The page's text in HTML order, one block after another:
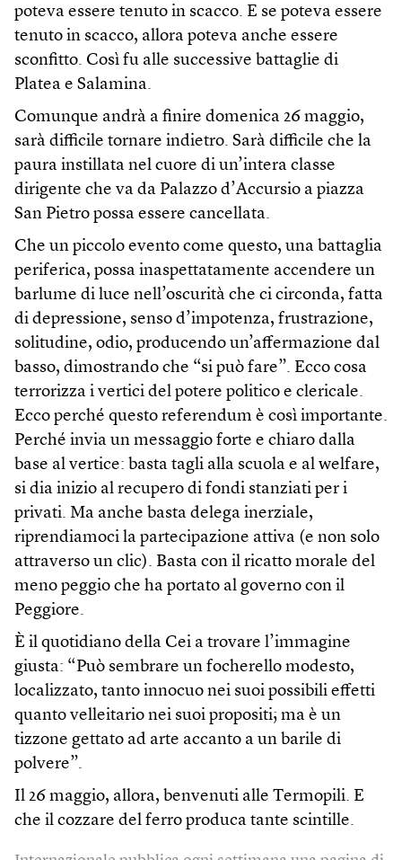
poteva essere tenuto in scacco. E se poteva essere
tenuto in scacco, allora poteva anche essere
sconfitto. Così fu alle successive battaglie di
Platea e Salamina.
Comunque andrà a finire domenica 26 maggio,
sarà difficile tornare indietro. Sarà difficile che la
paura instillata nel cuore di un’intera classe
dirigente che va da Palazzo d’Accursio a piazza
San Pietro possa essere cancellata.
Che un piccolo evento come questo, una battaglia
periferica, possa inaspettatamente accendere un
barlume di luce nell’oscurità che ci circonda, fatta
di depressione, senso d’impotenza, frustrazione,
solitudine, odio, producendo un’affermazione dal
basso, dimostrando che “si può fare”. Ecco cosa
terrorizza i vertici del potere politico e clericale.
Ecco perché questo referendum è così importante.
Perché invia un messaggio forte e chiaro dalla
base al vertice: basta tagli alla scuola e al welfare,
si dia inizio al recupero di fondi stanziati per i
privati. Ma anche basta delega inerziale,
riprendiamoci la partecipazione attiva (e non solo
attraverso un clic). Basta con il ricatto morale del
meno peggio che ha portato al governo con il
Peggiore.
È il quotidiano della Cei a trovare l’immagine
giusta: “Può sembrare un focherello modesto,
localizzato, tanto innocuo nei suoi possibili effetti
quanto velleitario nei suoi propositi; ma è un
tizzone gettato ad arte accanto a un barile di
polvere”.
Il 26 maggio, allora, benvenuti alle Termopili. E
che il cozzare del ferro produca tante scintille.